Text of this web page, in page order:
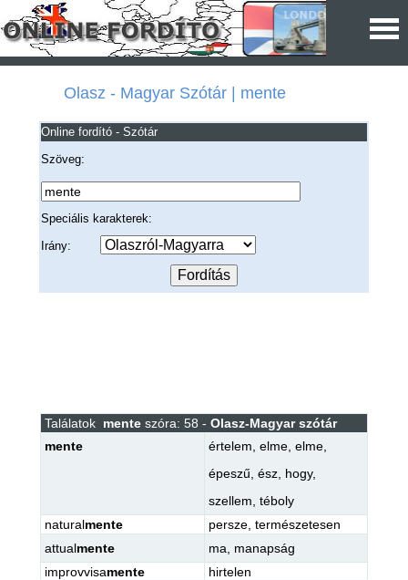
Olasz - Magyar Szótár | mente
Online fordító - Szótár
Szöveg:
Speciális karakterek:
Irány:
Találatok menteszóra: 58 - Olasz-Magyar szótár
mente
értelem elme, elme,
épeszű ész, hogy,
szellem téboly
naturalmente persze, természetesen
attualmente ma
manapság
improvvisamente
hirtelen